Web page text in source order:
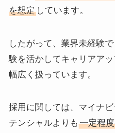
を想定しています。
したがって、業界未経験
験を活かしてキャリアア
幅広く扱っています。
採用に関しては、マイナ
テンシャルよりも 一定程